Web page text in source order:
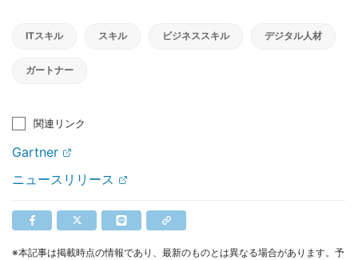
ITスキル スキル ビジネススキル デジタル人材
ガートナー
関連リンク
Gartner
ニュースリリース
※本記事は掲載時点の情報であり、最新のものとは異なる場合があります。予